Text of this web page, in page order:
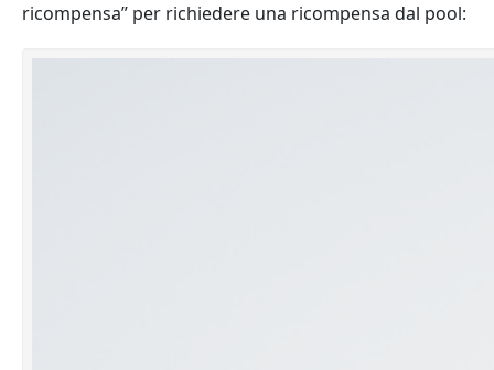
ricompensa” per richiedere una ricompensa dal pool: